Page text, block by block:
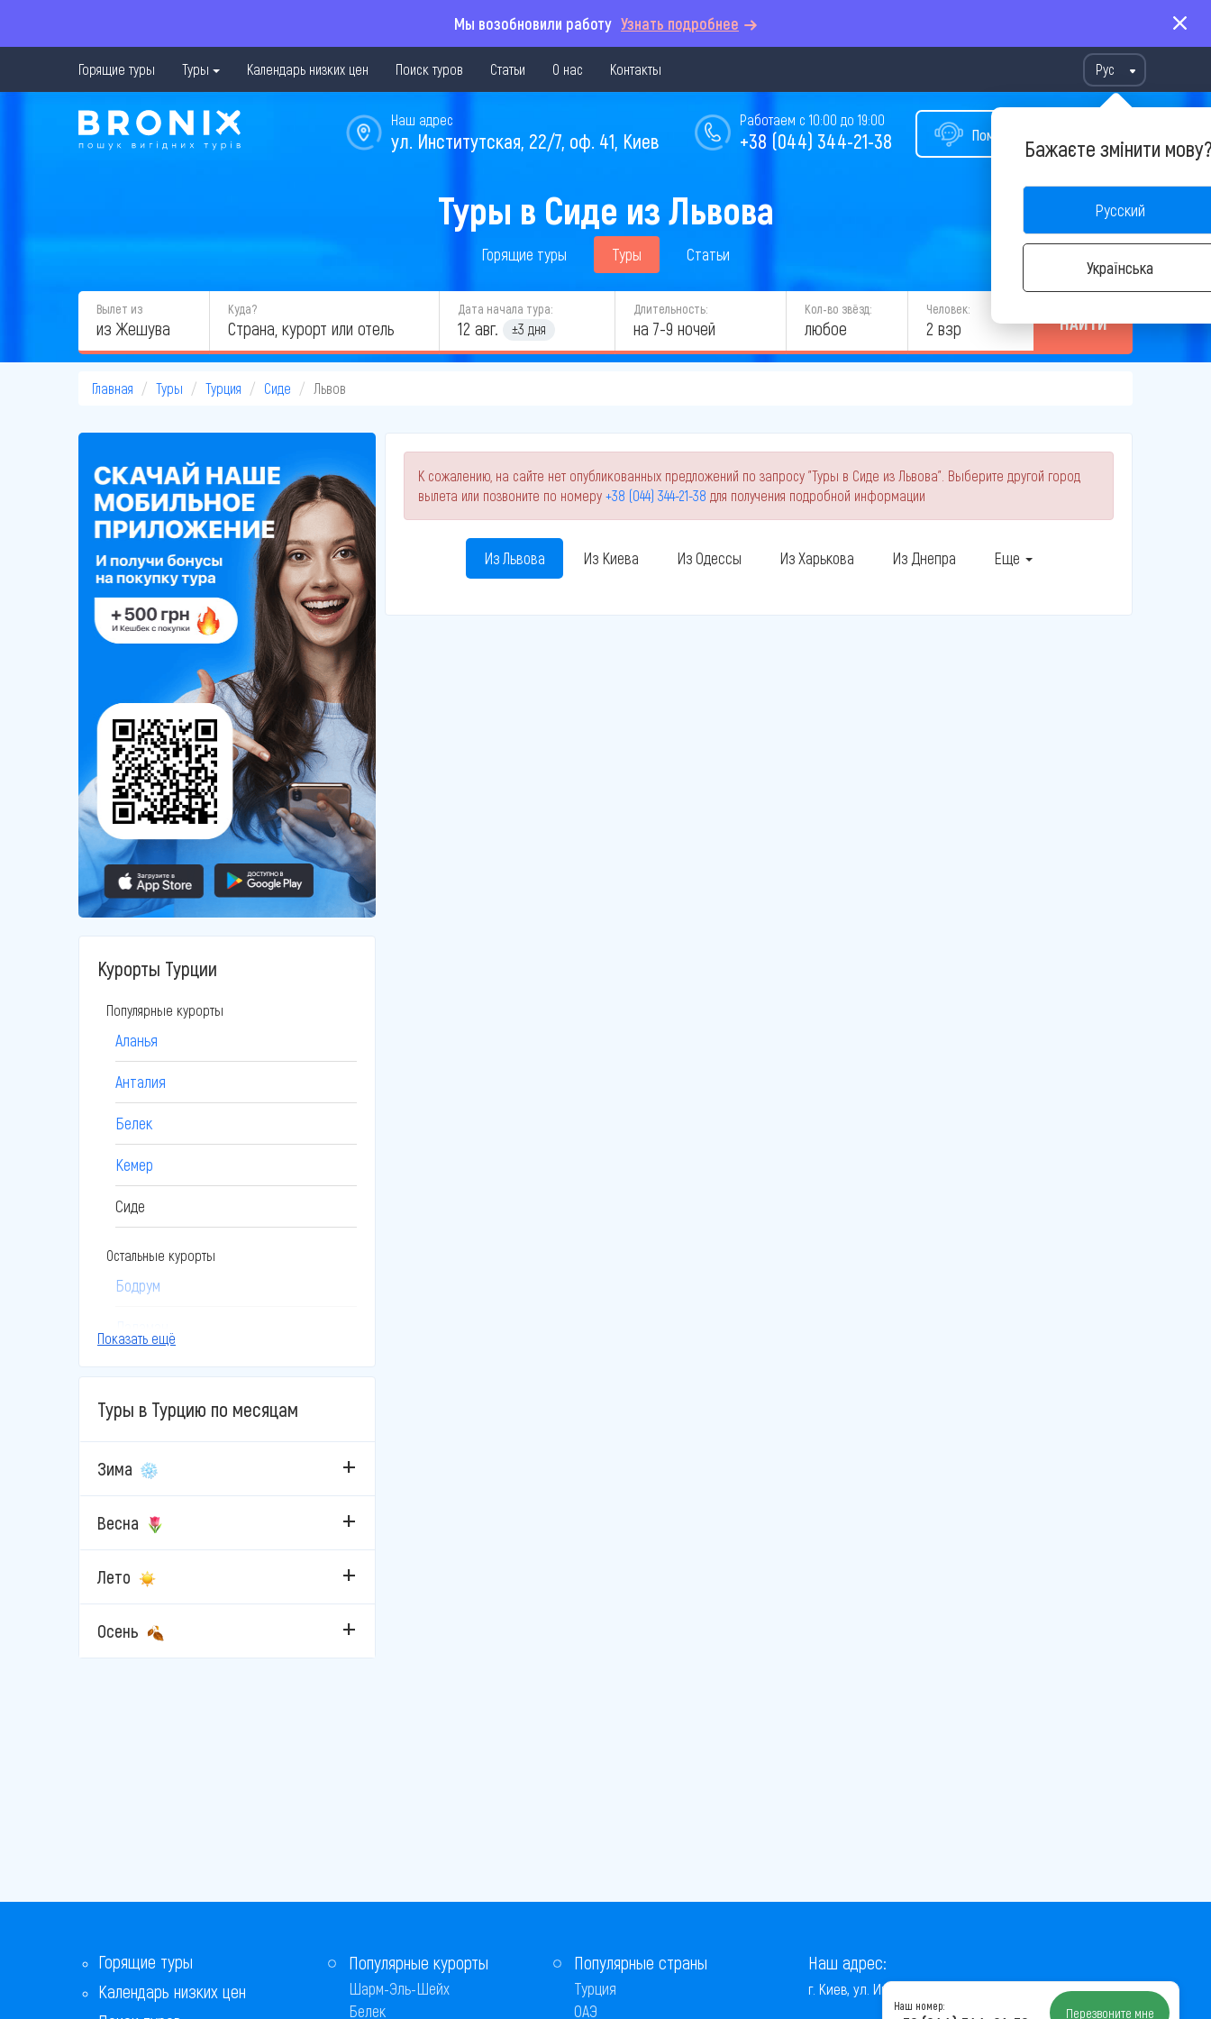
Мы возобновили работу Узнать подробнее
Горящие туры Туры Календарь низких цен Поиск туров Статьи О нас Контакты Рус
Бажаєте змінити
Русский
Українська
Помощь в подборе тура
Работаем с 10:00 до 19:00
+38 (044) 344-21-38
Наш адрес
ул. Институтская, 22/7, оф. 41, Киев
Туры в Сиде из Львова
Горящие туры Туры Статьи
Вылет из
из Жешува
Куда? Дата начала тура:
12 авг. ±3 дня
Длительность:
на 7-9 ночей
Кол-во звёзд:
любое
Человек:
2 взр НАЙТИ
Главная Туры Турция Сиде Львов
Курорты Турции
Популярные курорты
Аланья
Анталия
Белек
Кемер
Сиде
Остальные курорты
Бодрум
Дидим
Измир
Каппадокия
Кушадасы
Мармарис
Фетхие
Показать ещё
Туры в Турцию по месяцам
Зима
Весна
Лето
Осень
К сожалению, на сайте нет опубликованных предложений по запросу "Туры в Сиде из Львова". Выберите другой город
вылета или позвоните по номеру +38 (044) 344-21-38 для получения подробной информации
Из Львова Из Киева Из Одессы Из Харькова Из Днепра Еще
Горящие туры
Календарь низких цен
Популярные курорты
Шарм-Эль-Шейх
Белек
Популярные страны
Турция
ОАЭ
Наш адрес:
г. Киев, ул. Институтская, 22/7, оф. 41
Наш номер: Перезвоните мне